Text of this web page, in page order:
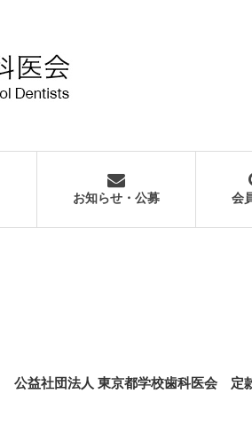
お知らせ・公募 会
公益社団法人 東京都学校歯科医会 定